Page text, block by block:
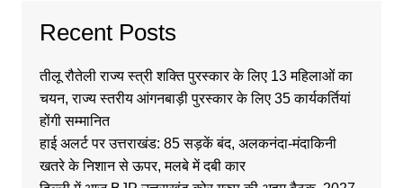
Recent Posts
तीलू रौतेली राज्य स्त्री शक्ति पुरस्कार के लिए 13 महिलाओं का
चयन, राज्य स्तरीय आंगनबाड़ी पुरस्कार के लिए 35 कार्यकर्तियां
होंगी सम्मानित
हाई अलर्ट पर उत्तराखंड: 85 सड़कें बंद, अलकनंदा-मंदाकिनी
खतरे के निशान से ऊपर, मलबे में दबी कार